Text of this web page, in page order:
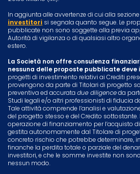
In aggiunta alle avvertenze di cui alla sezione
investitori si segnala quanto segue. Le
pubblicate non sono soggette alla previa
Autorità di vigilanza o di qualsiasi altro
estero.
La Società non offre consulenza
nessuna delle proposte pubblicate deve
progetti di investimento relativi ai Crediti
provengono da parte di Titolari di progetto
preventiva ed accurata due diligenceda
Studi legali e/o altri professionisti di fiducia
Tale attività comprende l’analisi e
del progetto stesso e del Credito
operazione di finanziamento per l’acquisto
gestita autonomamente dal Titolare di
concreto rischio che potrebbe determinare,
finanche la perdita totale o parziale del
investitori, e che le somme investite non
nessun modo.